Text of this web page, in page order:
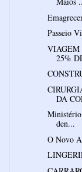
Passeio
VIAGEM
25%
DA
Ministério
den...
O Novo